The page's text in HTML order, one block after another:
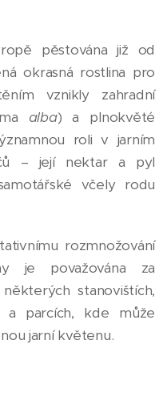
pěstována již od
okrasná rostlina pro
vznikly zahradní
alba) a plnokvěté
roli v jarním
– její nektar a pyl
včely rodu
rozmnožování
je považována za
stanovištích,
a parcích, kde může
jarní květenu.